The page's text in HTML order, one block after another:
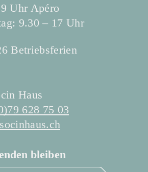
Uhr Apéro
9.30 – 17 Uhr
Betriebsferien
Haus
628 75 03
bleiben